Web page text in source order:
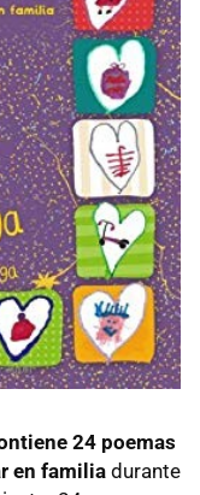
24 poemas
en familiadurante